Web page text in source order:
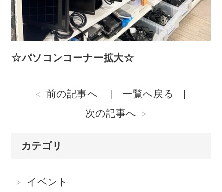
☆パソコンコーナー拡大☆
前の記事へ
一覧へ戻る
次の記事へ
カテゴリ
イベント